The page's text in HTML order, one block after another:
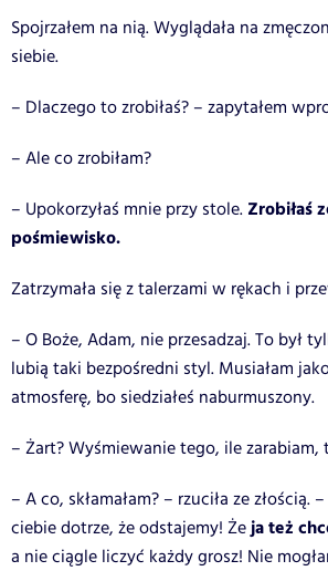
Spojrzałem na nią. Wyglądała na
siebie.
– Dlaczego to zrobiłaś? – zapytałem
– Ale co zrobiłam?
– Upokorzyłaś mnie przy stole. Zrobiłaś
pośmiewisko.
Zatrzymała się z talerzami w rękach i
– O Boże, Adam, nie przesadzaj. To był
lubią taki bezpośredni styl. Musiałam
atmosferę, bo siedziałeś naburmuszony.
– Żart? Wyśmiewanie tego, ile zarabiam,
– A co, skłamałam? – rzuciła ze
ciebie dotrze, że odstajemy! Żeja też
a nie ciągle liczyć każdy grosz! Nie